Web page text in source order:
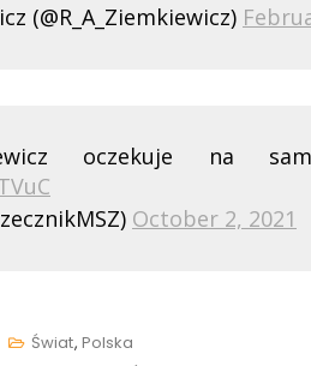
(@R_A_Ziemkiewicz)
oczekuje na
October 2, 2021
Świat, Polska